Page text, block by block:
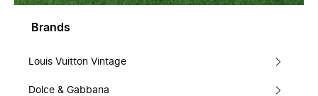
Brands
Louis Vuitton Vintage
Dolce & Gabbana